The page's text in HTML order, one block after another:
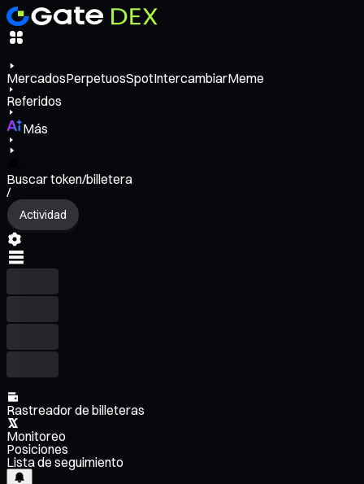
MercadosPerpetuosSpotIntercambiarMeme
Referidos
Más
Buscar token/billetera
/
Actividad
Rastreador de billeteras
Monitoreo
Posiciones
Lista de seguimiento